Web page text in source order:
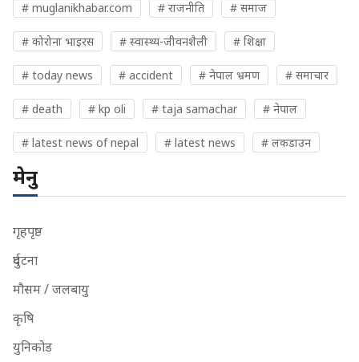
# muglanikhabar.com # राजनीति # समाज
# कोरोना भाइरस # स्वास्थ्य-जीवनशैली # शिक्षा
# today news # accident # नेपाल भ्रमण # समाचार
# death # kp oli # taja samachar # नेपाल
# latest news of nepal # latest news # लकडाउन
मेनु
गृहपृष्ठ
दुर्घटना
मौसम / जलबायु
कृषि
युनिकोड